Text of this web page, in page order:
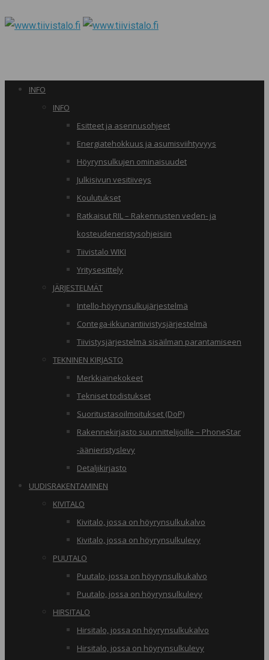
INFO
INFO
Esitteet ja asennusohjeet
Energiatehokkuus ja asumisviihtyvyys
Höyrynsulkujen ominaisuudet
Julkisivun vesitiiveys
Koulutukset
Ratkaisut RIL – Rakennusten veden- ja
kosteudeneristysohjeisiin
Tiivistalo WIKI
Yritysesittely
JÄRJESTELMÄT
Intello-höyrynsulkujärjestelmä
Contega-ikkunantiivistysjärjestelmä
Tiivistysjärjestelmä sisäilman parantamiseen
TEKNINEN KIRJASTO
Merkkiainekokeet
Tekniset todistukset
Suoritustasoilmoitukset (DoP)
Rakennekirjasto suunnittelijoille – PhoneStar
-äänieristyslevy
Detaljikirjasto
UUDISRAKENTAMINEN
KIVITALO
Kivitalo, jossa on höyrynsulkukalvo
Kivitalo, jossa on höyrynsulkulevy
PUUTALO
Puutalo, jossa on höyrynsulkukalvo
Puutalo, jossa on höyrynsulkulevy
HIRSITALO
Hirsitalo, jossa on höyrynsulkukalvo
Hirsitalo, jossa on höyrynsulkulevy